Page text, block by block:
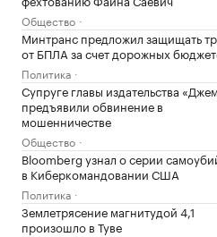
Общество
Минтранс предложил защищать
от БПЛА за счет дорожных
Политика
Супруге главы издательства
предъявили обвинение в
мошенничестве
Общество
Bloomberg узнал о серии
в Киберкомандовании США
Политика
Землетрясение магнитудой 4,1
произошло в Туве